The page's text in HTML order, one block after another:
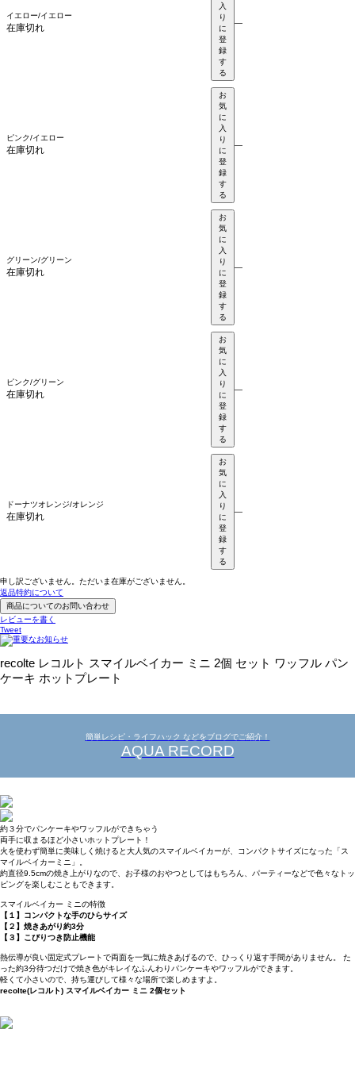
イエロー/イエロー
在庫切れ
入
り
に
登
録
す
る
—
ピンク/イエロー
在庫切れ
お
気
に
入
り
に
登
録
す
る
—
グリーン/グリーン
在庫切れ
お
気
に
入
り
に
登
録
す
る
—
ピンク/グリーン
在庫切れ
お
気
に
入
り
に
登
録
す
る
—
ドーナツオレンジ/オレンジ
在庫切れ
お
気
に
入
り
に
登
録
す
る
—
申し訳ございません。ただいま在庫がございません。
返品特約について
商品についてのお問い合わせ
レビューを書く
Tweet
recolte レコルト スマイルベイカー ミニ 2個 セット ワッフル パン
ケーキ ホットプレート
簡単レシピ・ライフハック などをブログでご紹介！
AQUA RECORD
約３分でパンケーキやワッフルができちゃう
両手に収まるほど小さいホットプレート！
火を使わず簡単に美味しく焼けると大人気のスマイルベイカーが、コンパクトサイズになった「ス
マイルベイカーミニ」。
約直径9.5cmの焼き上がりなので、お子様のおやつとしてはもちろん、パーティーなどで色々なトッ
ピングを楽しむこともできます。
スマイルベイカー ミニの特徴
【１】コンパクトな手のひらサイズ
【２】焼きあがり約3分
【３】こびりつき防止機能
熱伝導が良い固定式プレートで両面を一気に焼きあげるので、ひっくり返す手間がありません。 た
った約3分待つだけで焼き色がキレイなふんわりパンケーキやワッフルができます。
軽くて小さいので、持ち運びして様々な場所で楽しめますよ。
recolte(レコルト) スマイルベイカー ミニ 2個セット